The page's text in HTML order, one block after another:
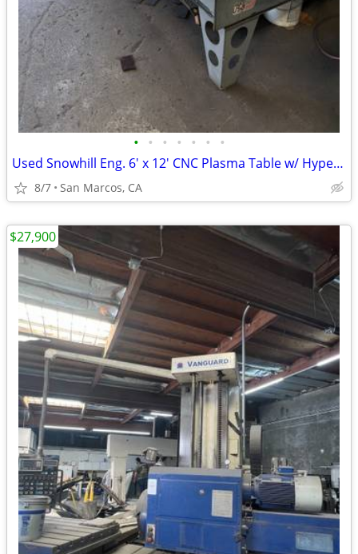
• • • • • • •
Used Snowhill Eng. 6' x 12' CNC Plasma Table w/ HyperTherm ProMax 200
8/7 San Marcos, CA
$27,900